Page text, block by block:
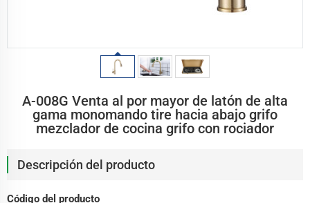
A-008G Venta al por mayor de latón de alta
gama monomando tire hacia abajo grifo
mezclador de cocina grifo con rociador
Descripción del producto
Código del producto